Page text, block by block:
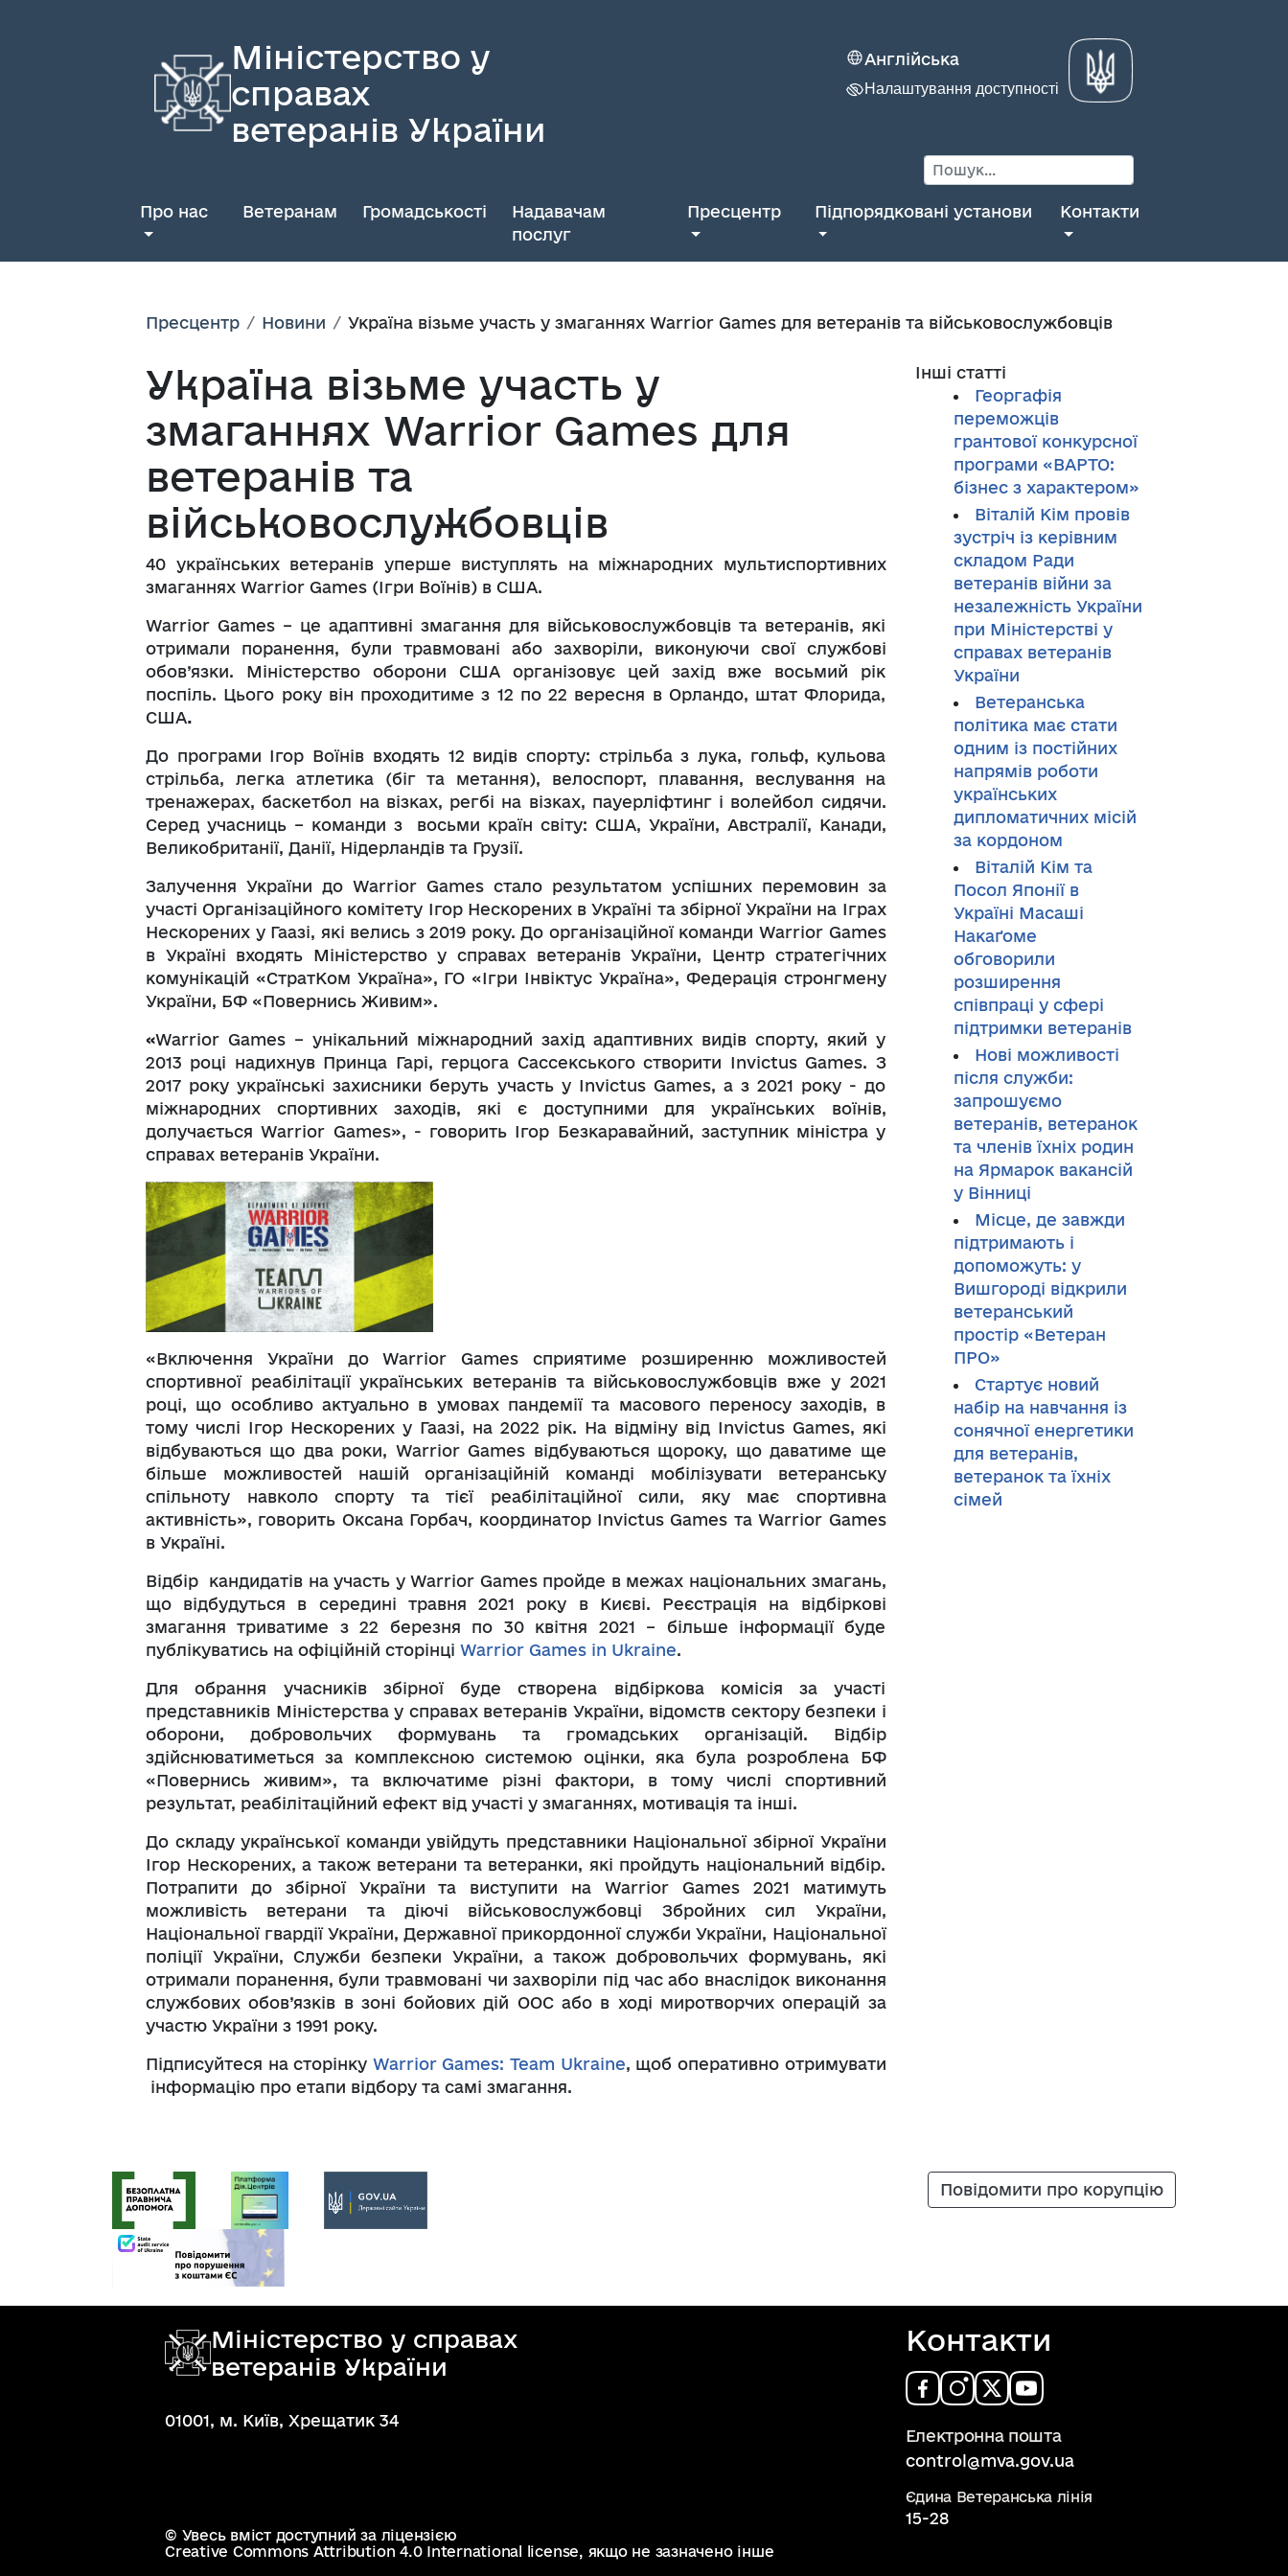
Міністерство у
справах
ветеранів України
Англійська
Налаштування доступності
Про нас Ветеранам Громадськості
Надавачам
послуг
Пресцентр Підпорядковані установи Контакти
Пресцентр Новини Україна візьме участь у змаганнях Warrior Games для ветеранів та військовослужбовців
Україна візьме участь у
змаганнях Warrior Games для
ветеранів та
військовослужбовців
40 українських ветеранів уперше виступлять на міжнародних мультиспортивних
змаганнях Warrior Games (Ігри Воїнів) в США.
Warrior Games – це адаптивні змагання для військовослужбовців та ветеранів, які
отримали поранення, були травмовані або захворіли, виконуючи свої службові
обов’язки. Міністерство оборони США організовує цей захід вже восьмий рік
поспіль. Цього року він проходитиме з 12 по 22 вересня в Орландо, штат Флорида,
США.
До програми Ігор Воїнів входять 12 видів спорту: стрільба з лука, гольф, кульова
стрільба, легка атлетика (біг та метання), велоспорт, плавання, веслування на
тренажерах, баскетбол на візках, регбі на візках, пауерліфтинг і волейбол сидячи.
Серед учасниць – команди з восьми країн світу: США, України, Австралії, Канади,
Великобританії, Данії, Нідерландів та Грузії.
Залучення України до Warrior Games стало результатом успішних перемовин за
участі Організаційного комітету Ігор Нескорених в Україні та збірної України на Іграх
Нескорених у Гаазі, які велись з 2019 року. До організаційної команди Warrior Games
в Україні входять Міністерство у справах ветеранів України, Центр стратегічних
комунікацій «СтратКом Україна», ГО «Ігри Інвіктус Україна», Федерація стронгмену
України, БФ «Повернись Живим».
«Warrior Games – унікальний міжнародний захід адаптивних видів спорту, який у
2013 році надихнув Принца Гарі, герцога Сассекського створити Invictus Games. З
2017 року українські захисники беруть участь у Invictus Games, а з 2021 року - до
міжнародних спортивних заходів, які є доступними для українських воїнів,
долучається Warrior Games», - говорить Ігор Безкаравайний, заступник міністра у
справах ветеранів України.
«Включення України до Warrior Games сприятиме розширенню можливостей
спортивної реабілітації українських ветеранів та військовослужбовців вже у 2021
році, що особливо актуально в умовах пандемії та масового переносу заходів, в
тому числі Ігор Нескорених у Гаазі, на 2022 рік. На відміну від Invictus Games, які
відбуваються що два роки, Warrior Games відбуваються щороку, що даватиме ще
більше можливостей нашій організаційній команді мобілізувати ветеранську
спільноту навколо спорту та тієї реабілітаційної сили, яку має спортивна
активність», говорить Оксана Горбач, координатор Invictus Games та Warrior Games
в Україні.
Відбір кандидатів на участь у Warrior Games пройде в межах національних змагань,
що відбудуться в середині травня 2021 року в Києві. Реєстрація на відбіркові
змагання триватиме з 22 березня по 30 квітня 2021 – більше інформації буде
публікуватись на офіційній сторінці Warrior Games in Ukraine.
Для обрання учасників збірної буде створена відбіркова комісія за участі
представників Міністерства у справах ветеранів України, відомств сектору безпеки і
оборони, добровольчих формувань та громадських організацій. Відбір
здійснюватиметься за комплексною системою оцінки, яка була розроблена БФ
«Повернись живим», та включатиме різні фактори, в тому числі спортивний
результат, реабілітаційний ефект від участі у змаганнях, мотивація та інші.
До складу української команди увійдуть представники Національної збірної України
Ігор Нескорених, а також ветерани та ветеранки, які пройдуть національний відбір.
Потрапити до збірної України та виступити на Warrior Games 2021 матимуть
можливість ветерани та діючі військовослужбовці Збройних сил України,
Національної гвардії України, Державної прикордонної служби України, Національної
поліції України, Служби безпеки України, а також добровольчих формувань, які
отримали поранення, були травмовані чи захворіли під час або внаслідок виконання
службових обов’язків в зоні бойових дій ООС або в ході миротворчих операцій за
участю України з 1991 року.
Підписуйтеся на сторінку Warrior Games: Team Ukraine, щоб оперативно отримувати
інформацію про етапи відбору та самі змагання.
Інші статті
Георгафія
переможців
грантової конкурсної
програми «ВАРТО:
бізнес з характером»
Віталій Кім провів
зустріч із керівним
складом Ради
ветеранів війни за
незалежність України
при Міністерстві у
справах ветеранів
України
Ветеранська
політика має стати
одним із постійних
напрямів роботи
українських
дипломатичних місій
за кордоном
Віталій Кім та
Посол Японії в
Україні Масаші
Накаґоме
обговорили
розширення
співпраці у сфері
підтримки ветеранів
Нові можливості
після служби:
запрошуємо
ветеранів, ветеранок
та членів їхніх родин
на Ярмарок вакансій
у Вінниці
Місце, де завжди
підтримають і
допоможуть: у
Вишгороді відкрили
ветеранський
простір «Ветеран
ПРО»
Стартує новий
набір на навчання із
сонячної енергетики
для ветеранів,
ветеранок та їхніх
сімей
Повідомити про корупцію
Міністерство у справах
ветеранів України
01001, м. Київ, Хрещатик 34
Контакти
Електронна пошта
control@mva.gov.ua
Єдина Ветеранська лінія
15-28
© Увесь вміст доступний за ліцензією
Creative Commons Attribution 4.0 International license, якщо не зазначено інше